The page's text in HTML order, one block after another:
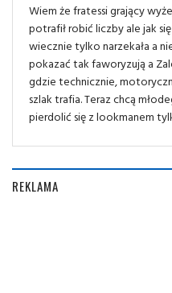
Wiem że fratessi grający
potrafił robić liczby ale jak
wiecznie tylko narzekała a
pokazać tak faworyzują a
gdzie technicznie,
szlak trafia. Teraz chcą
pierdolić się z lookmanem
REKLAMA